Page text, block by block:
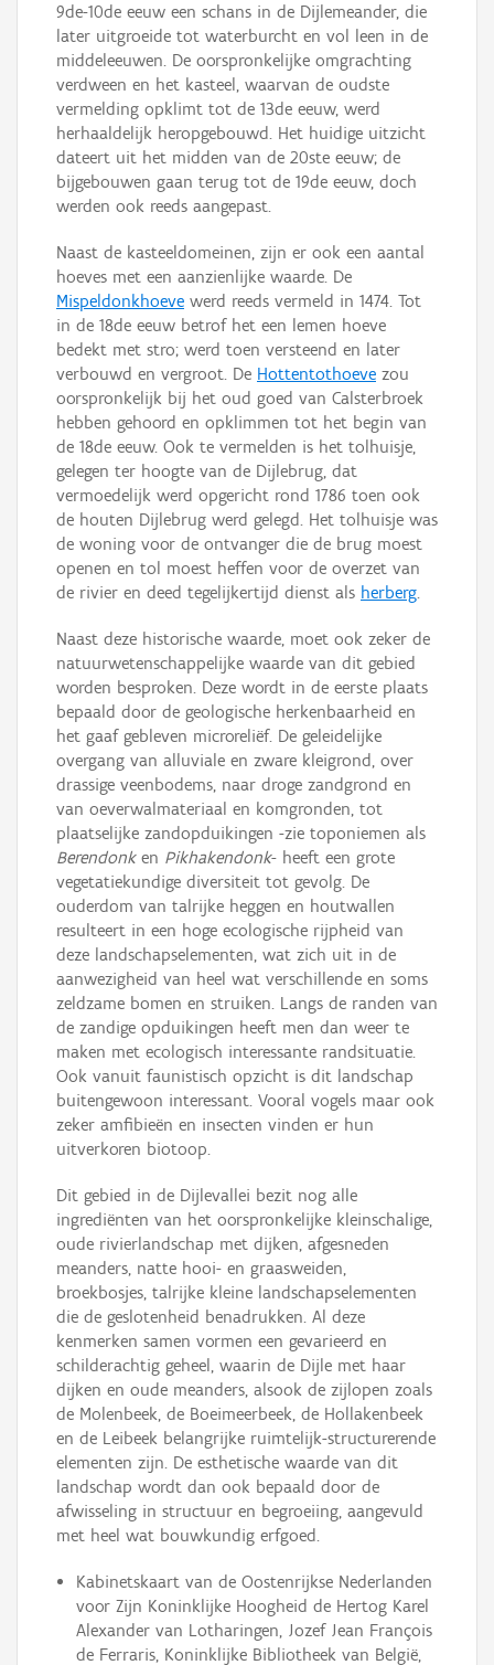
9de-10de eeuw een schans in de Dijlemeander, die
later uitgroeide tot waterburcht en vol leen in de
middeleeuwen. De oorspronkelijke omgrachting
verdween en het kasteel, waarvan de oudste
vermelding opklimt tot de 13de eeuw, werd
herhaaldelijk heropgebouwd. Het huidige uitzicht
dateert uit het midden van de 20ste eeuw; de
bijgebouwen gaan terug tot de 19de eeuw, doch
werden ook reeds aangepast.
Naast de kasteeldomeinen, zijn er ook een aantal
hoeves met een aanzienlijke waarde. De
Mispeldonkhoeve werd reeds vermeld in 1474. Tot
in de 18de eeuw betrof het een lemen hoeve
bedekt met stro; werd toen versteend en later
verbouwd en vergroot. De Hottentothoeve zou
oorspronkelijk bij het oud goed van Calsterbroek
hebben gehoord en opklimmen tot het begin van
de 18de eeuw. Ook te vermelden is het tolhuisje,
gelegen ter hoogte van de Dijlebrug, dat
vermoedelijk werd opgericht rond 1786 toen ook
de houten Dijlebrug werd gelegd. Het tolhuisje was
de woning voor de ontvanger die de brug moest
openen en tol moest heffen voor de overzet van
de rivier en deed tegelijkertijd dienst als herberg.
Naast deze historische waarde, moet ook zeker de
natuurwetenschappelijke waarde van dit gebied
worden besproken. Deze wordt in de eerste plaats
bepaald door de geologische herkenbaarheid en
het gaaf gebleven microreliëf. De geleidelijke
overgang van alluviale en zware kleigrond, over
drassige veenbodems, naar droge zandgrond en
van oeverwalmateriaal en komgronden, tot
plaatselijke zandopduikingen -zie toponiemen als
Berendonken Pikhakendonk- heeft een grote
vegetatiekundige diversiteit tot gevolg. De
ouderdom van talrijke heggen en houtwallen
resulteert in een hoge ecologische rijpheid van
deze landschapselementen, wat zich uit in de
aanwezigheid van heel wat verschillende en soms
zeldzame bomen en struiken. Langs de randen van
de zandige opduikingen heeft men dan weer te
maken met ecologisch interessante randsituatie.
Ook vanuit faunistisch opzicht is dit landschap
buitengewoon interessant. Vooral vogels maar ook
zeker amfibieën en insecten vinden er hun
uitverkoren biotoop.
Dit gebied in de Dijlevallei bezit nog alle
ingrediënten van het oorspronkelijke kleinschalige,
oude rivierlandschap met dijken, afgesneden
meanders, natte hooi- en graasweiden,
broekbosjes, talrijke kleine landschapselementen
die de geslotenheid benadrukken. Al deze
kenmerken samen vormen een gevarieerd en
schilderachtig geheel, waarin de Dijle met haar
dijken en oude meanders, alsook de zijlopen zoals
de Molenbeek, de Boeimeerbeek, de Hollakenbeek
en de Leibeek belangrijke ruimtelijk-structurerende
elementen zijn. De esthetische waarde van dit
landschap wordt dan ook bepaald door de
afwisseling in structuur en begroeiing, aangevuld
met heel wat bouwkundig erfgoed.
Kabinetskaart van de Oostenrijkse Nederlanden
voor Zijn Koninklijke Hoogheid de Hertog Karel
Alexander van Lotharingen, Jozef Jean François
de Ferraris, Koninklijke Bibliotheek van België,